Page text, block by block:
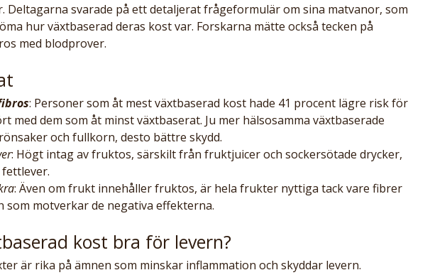
Deltagarna svarade på ett detaljerat frågeformulär om sina matvanor, som
hur växtbaserad deras kost var. Forskarna mätte också tecken på
med blodprover.
: Personer som åt mest växtbaserad kost hade 41 procent lägre risk för
med dem som åt minst växtbaserat. Ju mer hälsosamma växtbaserade
och fullkorn, desto bättre skydd.
: Högt intag av fruktos, särskilt från fruktjuicer och sockersötade drycker,
: Även om frukt innehåller fruktos, är hela frukter nyttiga tack vare fibrer
som motverkar de negativa effekterna.
kost bra för levern?
är rika på ämnen som minskar inflammation och skyddar levern.